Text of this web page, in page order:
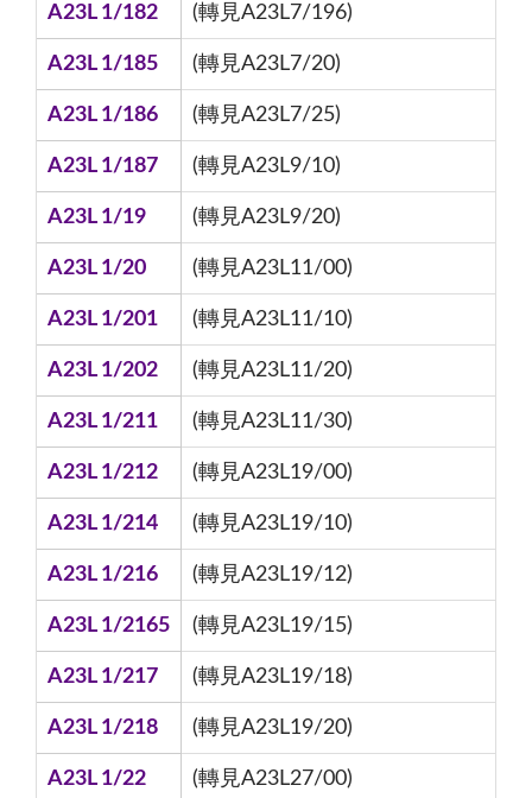
A23L 1/182 (轉見A23L7/196)
A23L 1/185 (轉見A23L7/20)
A23L 1/186 (轉見A23L7/25)
A23L 1/187 (轉見A23L9/10)
A23L 1/19 (轉見A23L9/20)
A23L 1/20 (轉見A23L11/00)
A23L 1/201 (轉見A23L11/10)
A23L 1/202 (轉見A23L11/20)
A23L 1/211 (轉見A23L11/30)
A23L 1/212 (轉見A23L19/00)
A23L 1/214 (轉見A23L19/10)
A23L 1/216 (轉見A23L19/12)
A23L 1/2165 (轉見A23L19/15)
A23L 1/217 (轉見A23L19/18)
A23L 1/218 (轉見A23L19/20)
A23L 1/22 (轉見A23L27/00)